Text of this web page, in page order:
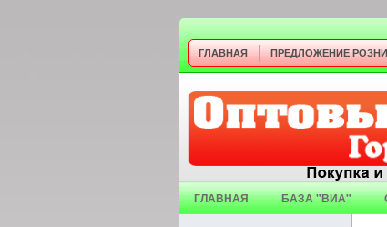
ГЛАВНАЯ ПРЕДЛОЖЕНИЕ
ГЛАВНАЯ БАЗА "ВИА"